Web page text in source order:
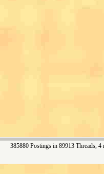
385880 Postings in 89913 Threads,